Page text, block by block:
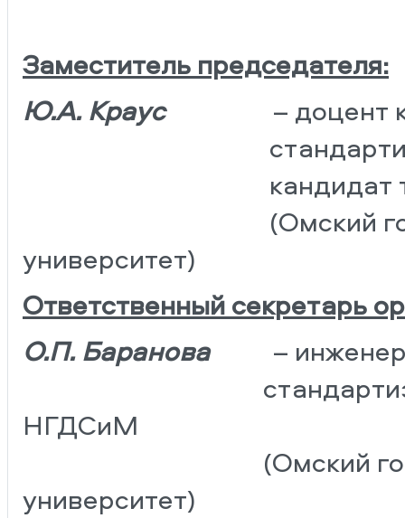
Заместитель председателя:
Ю.А. Краус – доцент
стандартизация
кандидат
(Омский
университет)
Ответственный секретарь
О.П. Баранова
–
стандартизация и
НГДСиМ
(Омский
университет)